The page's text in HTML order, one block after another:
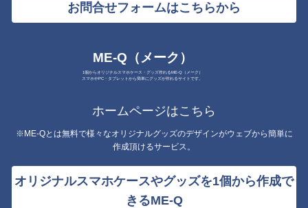
お問合せフォームはこちらから
ME-Q（メーク）
1個からオリジナルスマホケース・グッズ作れるME-Q（メーク）
スマホやPC・タブレットから簡単にグッズが作れるサイトです。
ホームページはこちら
※ME-Qとは無料で様々なオリジナルグッズのデザインがウェブから簡単に
作成頂けるサービス。
オリジナルスマホケースやグッズを1個から作成で
きるME-Q